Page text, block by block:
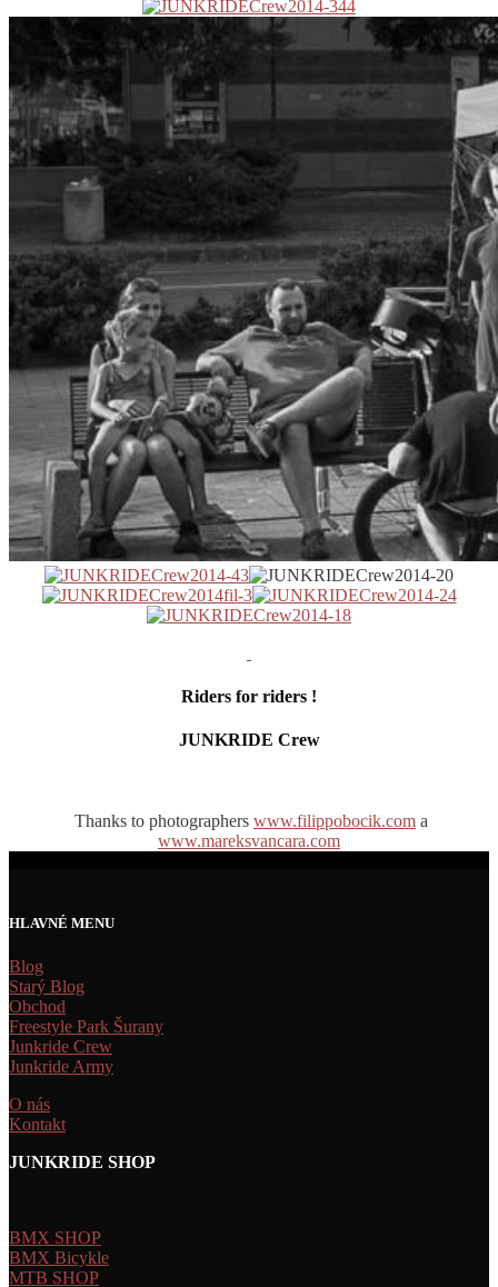
Riders for riders !
JUNKRIDE Crew
Thanks to photographers www.filippobocik.com a
www.mareksvancara.com
HLAVNÉ MENU
Blog
Starý Blog
Obchod
Freestyle Park Šurany
Junkride Crew
Junkride Army
O nás
Kontakt
JUNKRIDE SHOP
BMX SHOP
BMX Bicykle
MTB SHOP